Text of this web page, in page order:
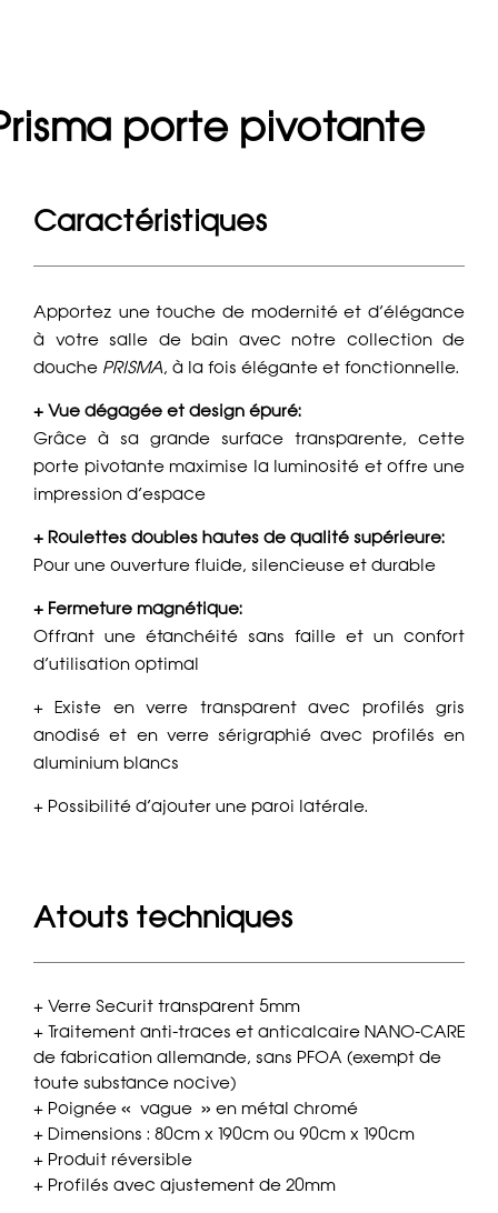
porte pivotante
Caractéristiques
Apportez une touche de modernité et d’élégance
à votre salle de bain avec notre collection de
douche PRISMA, à la fois élégante et fonctionnelle.
+ Vue dégagée et design épuré:
Grâce à sa grande surface transparente, cette
porte pivotante maximise la luminosité et offre une
impression d’espace
+ Roulettes doubles hautes de qualité supérieure:
Pour une ouverture fluide, silencieuse et durable
+ Fermeture magnétique:
Offrant une étanchéité sans faille et un confort
d’utilisation optimal
+ Existe en verre transparent avec profilés gris
anodisé et en verre sérigraphié avec profilés en
aluminium blancs
+ Possibilité d’ajouter une paroi latérale.
Atouts techniques
+ Verre Securit transparent 5mm
+ Traitement anti-traces et anticalcaire NANO-CARE
de fabrication allemande, sans PFOA (exempt de
toute substance nocive)
+ Poignée « vague » en métal chromé
+ Dimensions : 80cm x 190cm ou 90cm x 190cm
+ Produit réversible
+ Profilés avec ajustement de 20mm